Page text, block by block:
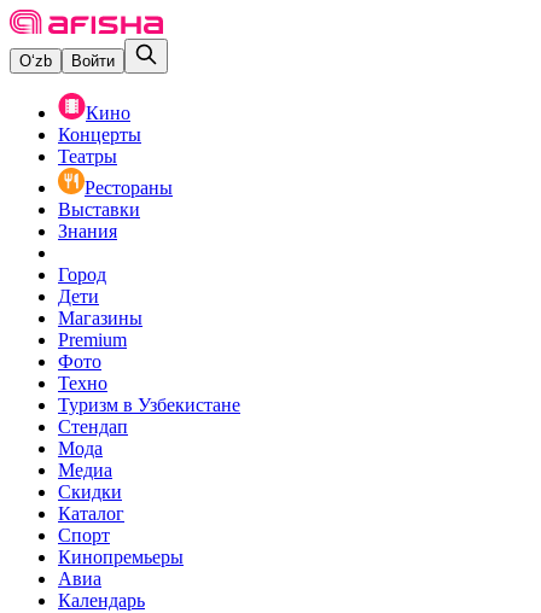
O‘zb Войти
Кино
Концерты
Театры
Рестораны
Выставки
Знания
Город
Дети
Магазины
Premium
Фото
Техно
Туризм в Узбекистане
Стендап
Мода
Медиа
Скидки
Каталог
Спорт
Кинопремьеры
Авиа
Календарь